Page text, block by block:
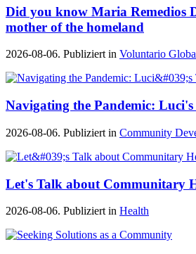
Did you know Maria Remedios
mother of the homeland
2026-08-06. Publiziert in Voluntario
Navigating the Pandemic: Luci's
2026-08-06. Publiziert in Community
Let's Talk about Communitary
2026-08-06. Publiziert in Health